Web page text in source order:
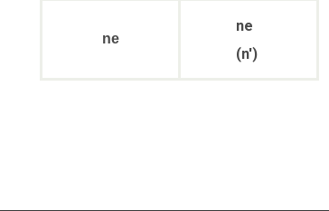
ne
ne
(n')